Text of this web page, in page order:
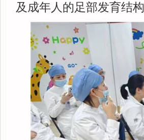
及成年人的足部发育结